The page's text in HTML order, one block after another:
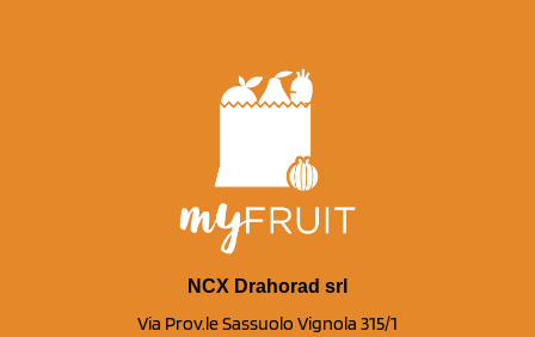
NCX Drahorad srl
Via Prov.le Sassuolo Vignola 315/1